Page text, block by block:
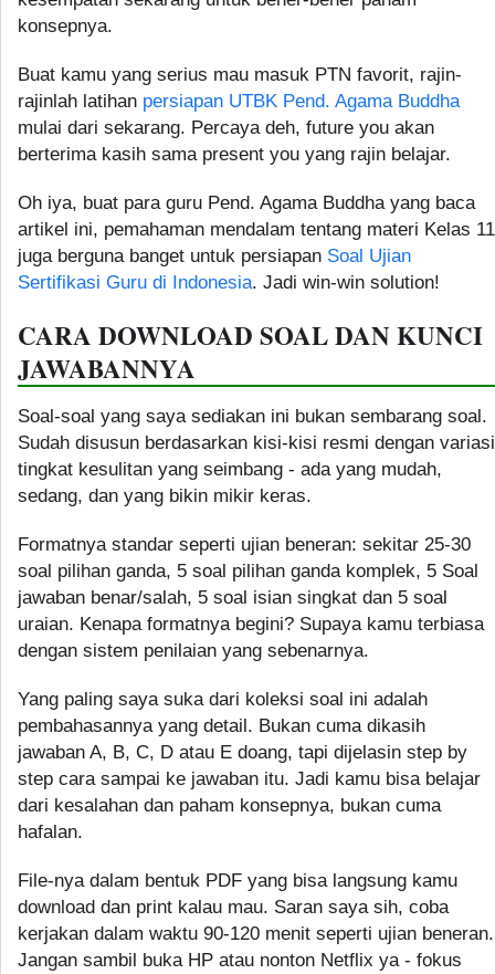
konsepnya.
Buat kamu yang serius mau masuk PTN favorit, rajin-
rajinlah latihan persiapan UTBK Pend. Agama Buddha
mulai dari sekarang. Percaya deh, future you akan
berterima kasih sama present you yang rajin belajar.
Oh iya, buat para guru Pend. Agama Buddha yang baca
artikel ini, pemahaman mendalam tentang materi Kelas 11
juga berguna banget untuk persiapan Soal Ujian
Sertifikasi Guru di Indonesia. Jadi win-win solution!
CARA DOWNLOAD SOAL DAN KUNCI
JAWABANNYA
Soal-soal yang saya sediakan ini bukan sembarang soal.
Sudah disusun berdasarkan kisi-kisi resmi dengan variasi
tingkat kesulitan yang seimbang - ada yang mudah,
sedang, dan yang bikin mikir keras.
Formatnya standar seperti ujian beneran: sekitar 25-30
soal pilihan ganda, 5 soal pilihan ganda komplek, 5 Soal
jawaban benar/salah, 5 soal isian singkat dan 5 soal
uraian. Kenapa formatnya begini? Supaya kamu terbiasa
dengan sistem penilaian yang sebenarnya.
Yang paling saya suka dari koleksi soal ini adalah
pembahasannya yang detail. Bukan cuma dikasih
jawaban A, B, C, D atau E doang, tapi dijelasin step by
step cara sampai ke jawaban itu. Jadi kamu bisa belajar
dari kesalahan dan paham konsepnya, bukan cuma
hafalan.
File-nya dalam bentuk PDF yang bisa langsung kamu
download dan print kalau mau. Saran saya sih, coba
kerjakan dalam waktu 90-120 menit seperti ujian beneran.
Jangan sambil buka HP atau nonton Netflix ya - fokus